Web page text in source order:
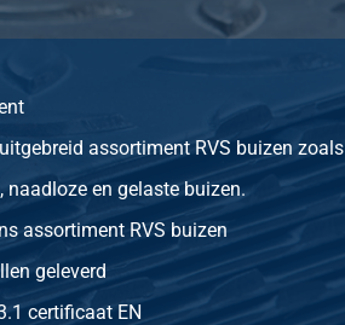
2,84
2,60
4,63
assortiment RVS buizen zoals
naadloze en gelaste buizen.
assortiment RVS buizen
geleverd
certificaat EN